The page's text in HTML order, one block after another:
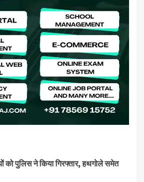
को पुलिस ने किया गिरफ्तार, हथगोले समेत